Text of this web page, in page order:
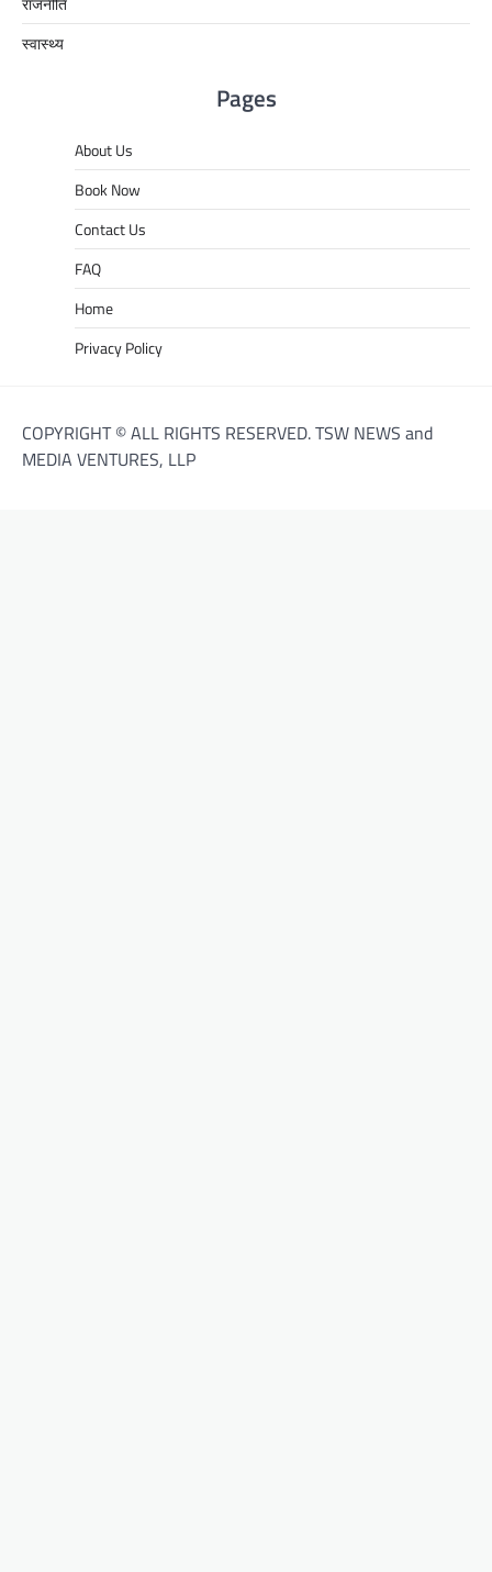
स्वास्थ्य
Pages
About Us
Book Now
Contact Us
FAQ
Home
Privacy Policy
COPYRIGHT © ALL RIGHTS RESERVED. TSW NEWS and
MEDIA VENTURES, LLP